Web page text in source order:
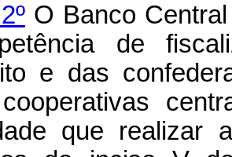
O Banco
de
e das
que realizar